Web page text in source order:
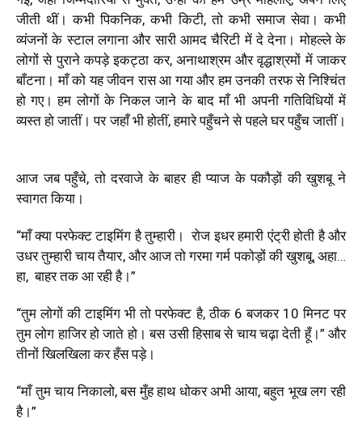
जीती थीं। कभी पिकनिक, कभी किटी, तो कभी समाज सेवा। कभी
व्यंजनों के स्टाल लगाना और सारी आमद चैरिटी में दे देना। मोहल्ले के
लोगों से पुराने कपड़े इकट्ठा कर, अनाथाश्रम और वृद्धाश्रमों में जाकर
बाँटना। माँ को यह जीवन रास आ गया और हम उनकी तरफ से निश्चिंत
हो गए। हम लोगों के निकल जाने के बाद माँ भी अपनी गतिविधियों में
व्यस्त हो जातीं। पर जहाँ भी होतीं, हमारे पहुँचने से पहले घर पहुँच जातीं।
आज जब पहुँचे, तो दरवाजे के बाहर ही प्याज के पकौड़ों की खुशबू ने
स्वागत किया।
“माँ क्या परफेक्ट टाइमिंग है तुम्हारी। रोज इधर हमारी एंट्री होती है और
उधर तुम्हारी चाय तैयार, और आज तो गरमा गर्म पकोड़ों की खुशबू, अहा…
हा, बाहर तक आ रही है।”
“तुम लोगों की टाइमिंग भी तो परफेक्ट है, ठीक 6 बजकर 10 मिनट पर
तुम लोग हाजिर हो जाते हो। बस उसी हिसाब से चाय चढ़ा देती हूँ।” और
तीनों खिलखिला कर हँस पड़े।
“माँ तुम चाय निकालो, बस मुँह हाथ धोकर अभी आया, बहुत भूख लग रही
है।”